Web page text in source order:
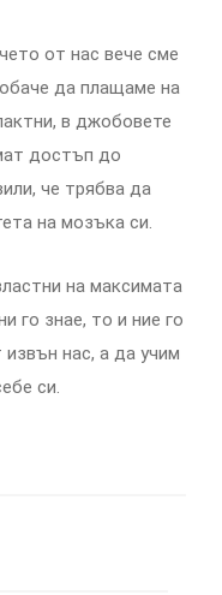
от нас вече сме
да плащаме на
в джобовете
достъп до
че трябва да
на мозъка си.
на максимата
го знае, то и ние го
нас, а да учим
си.